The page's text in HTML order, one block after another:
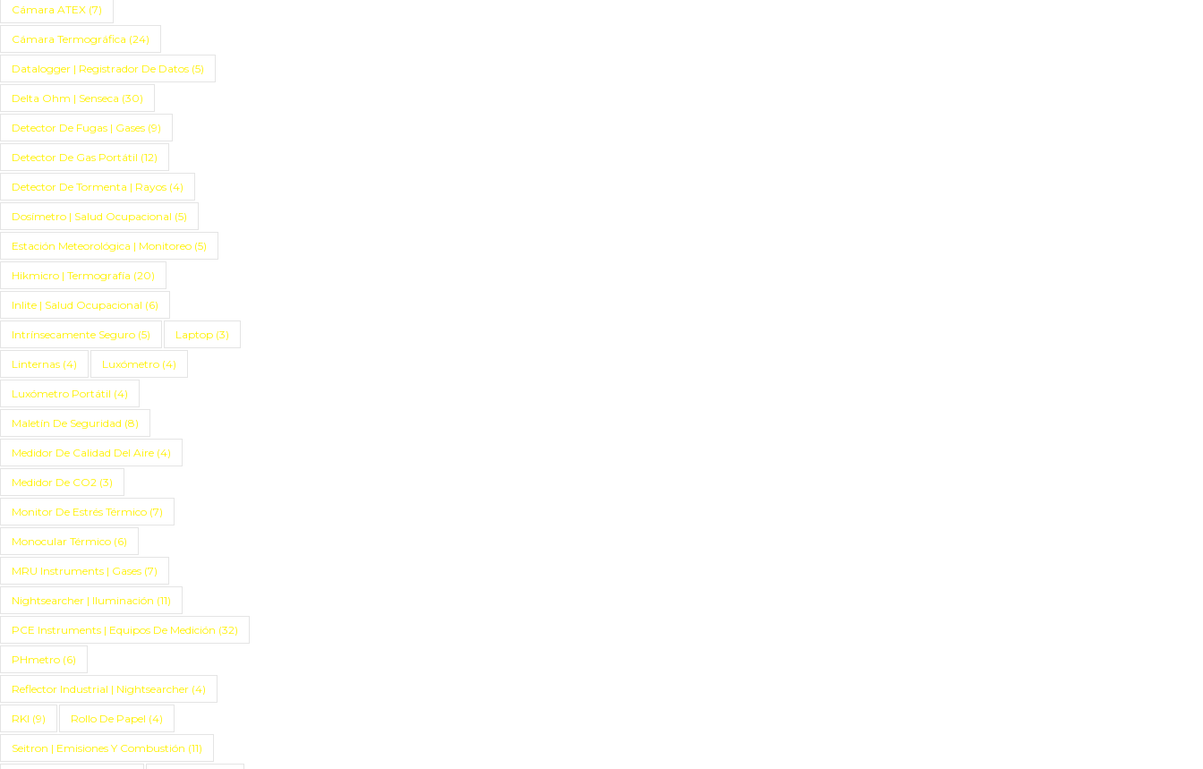
Cámara ATEX (7)
Cámara Termográfica (24)
Datalogger | Registrador De Datos (5)
Delta Ohm | Senseca (30)
Detector De Fugas | Gases (9)
Detector De Gas Portátil (12)
Detector De Tormenta | Rayos (4)
Dosímetro | Salud Ocupacional (5)
Estación Meteorológica | Monitoreo (5)
Hikmicro | Termografía (20)
Inlite | Salud Ocupacional (6)
Intrínsecamente Seguro (5) Laptop (3)
Linternas (4) Luxómetro (4)
Luxómetro Portátil (4)
Maletín De Seguridad (8)
Medidor De Calidad Del Aire (4)
Medidor De CO2 (3)
Monitor De Estrés Térmico (7)
Monocular Térmico (6)
MRU Instruments | Gases (7)
Nightsearcher | Iluminación (11)
PCE Instruments | Equipos De Medición (32)
PHmetro (6)
Reflector Industrial | Nightsearcher (4)
RKI (9) Rollo De Papel (4)
Seitron | Emisiones Y Combustión (11)